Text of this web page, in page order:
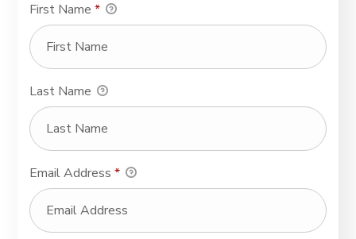
First Name*
Last Name
Email Address*